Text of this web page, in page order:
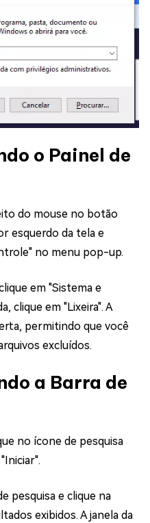
o Painel de
do mouse no botão
esquerdo da tela e
no menu pop-up.
em "Sistema e
clique em "Lixeira". A
permitindo que você
excluídos.
a Barra de
no ícone de pesquisa
pesquisa e clique na
exibidos. A janela da